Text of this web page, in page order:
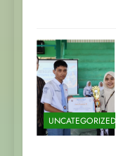
UNCATEGORIZED